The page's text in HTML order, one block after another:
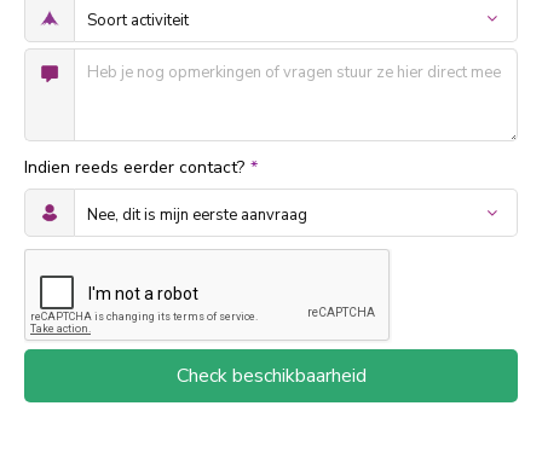
Indien reeds eerder contact? *
Check beschikbaarheid